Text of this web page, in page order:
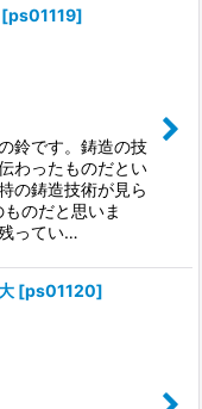
[ps01119]
鈴です。鋳造の技
わったものだとい
の鋳造技術が見ら
のだと思いま
ってい…
[ps01120]